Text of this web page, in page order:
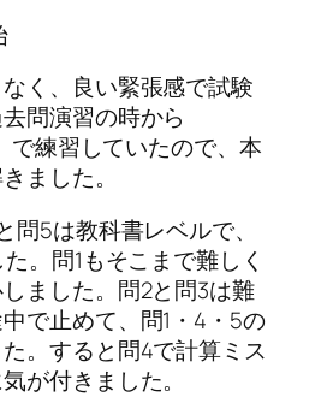
く、良い緊張感で試験
問演習の時から
練習していたので、本
ました。
5は教科書レベルで、
。問1もそこまで難しく
ました。問2と問3は難
で止めて、問1・4・5の
。すると問4で計算ミス
が付きました。